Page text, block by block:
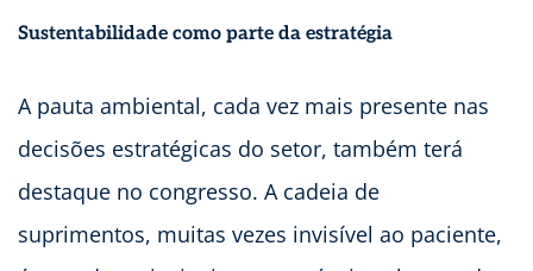
Sustentabilidade como parte da estratégia
A pauta ambiental, cada vez mais presente nas
decisões estratégicas do setor, também terá
destaque no congresso. A cadeia de
suprimentos, muitas vezes invisível ao paciente,